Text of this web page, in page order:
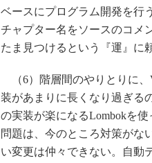
ベースにプログラム開発を行
チャプター名をソースのコメ
たま見つけるという『運』に
（6）階層間のやりとりに、
装があまりに長くなり過ぎる
の実装が楽になるLombokを使
問題は、今のところ対策がな
い変更は仲々できない。自動